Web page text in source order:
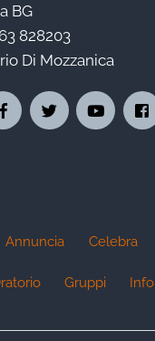
BG
828203
Di Mozzanica
Annuncia Celebra
Gruppi Info